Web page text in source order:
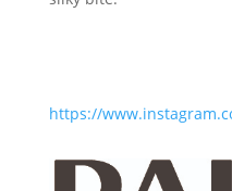
https://